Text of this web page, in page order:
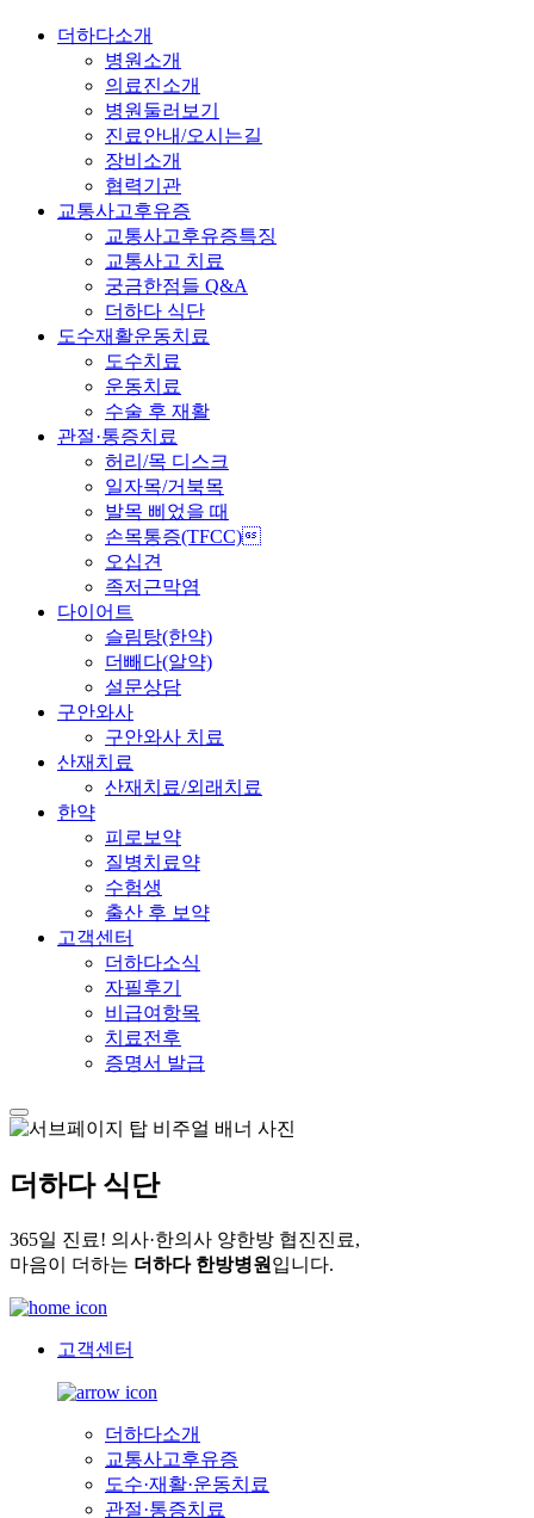
더하다소개
병원소개
의료진소개
병원둘러보기
진료안내/오시는길
장비소개
협력기관
교통사고후유증
교통사고후유증특징
교통사고 치료
궁금한점들 Q&A
더하다 식단
도수재활운동치료
도수치료
운동치료
수술 후 재활
관절·통증치료
허리/목 디스크
일자목/거북목
발목 삐었을 때
손목통증(TFCC)
오십견
족저근막염
다이어트
슬림탕(한약)
더빼다(알약)
설문상담
구안와사
구안와사 치료
산재치료
산재치료/외래치료
한약
피로보약
질병치료약
수험생
출산 후 보약
고객센터
더하다소식
자필후기
비급여항목
치료전후
증명서 발급
더하다 식단
365일 진료! 의사·한의사 양한방 협진진료,
마음이 더하는 더하다 한방병원 입니다.
고객센터
더하다소개
교통사고후유증
도수·재활·운동치료
관절·통증치료